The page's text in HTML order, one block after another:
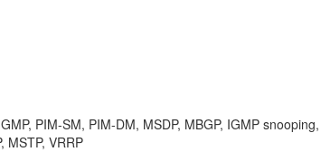
PIM-SM, PIM-DM, MSDP, MBGP, IGMP
MSTP, VRRP